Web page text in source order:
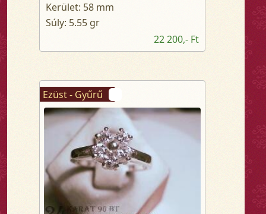
Kerület: 58 mm
Súly: 5.55 gr
22 200,- Ft
Ezüst - Gyűrű